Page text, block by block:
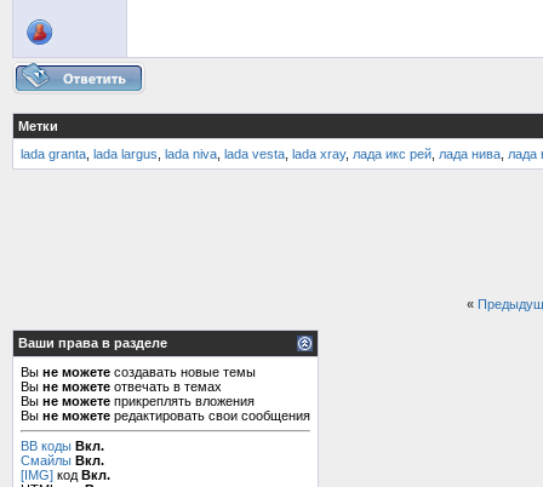
Метки
lada granta lada largus lada niva lada vesta lada xray, лада икс рей лада нива лада
«
Ваши права в разделе
Вы не можете создавать новые темы
Вы не можете отвечать в темах
Вы не можете прикреплять вложения
Вы не можете редактировать свои сообщения
BB коды Вкл.
Смайлы Вкл.
[IMG] код Вкл.